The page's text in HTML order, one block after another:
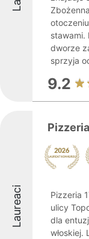
stawami.
dworze
sprzyja
9.2
Laureaci
Pizzeria
ulicy
dla
włoskiej.